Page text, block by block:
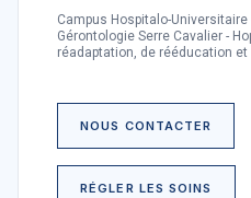
Campus Hospitalo-
Gérontologie Serre Cavalier -
réadaptation, de rééducation
NOUS CONTACTER
RÉGLER LES SOINS